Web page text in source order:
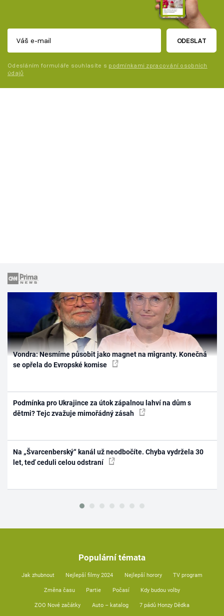
ODESLAT
Odesláním formuláře souhlasíte s podmínkami zpracování osobních
údajů
Vondra: Nesmíme působit jako magnet na migranty. Konečná
se opřela do Evropské komise
Podmínka pro Ukrajince za útok zápalnou lahví na dům s
dětmi? Tejc zvažuje mimořádný zásah
Na „Švarcenberský“ kanál už neodbočíte. Chyba vydržela 30
let, teď ceduli celou odstraní
Populární témata
Jak zhubnout Nejlepší filmy 2024 Nejlepší horory TV program
Změna času Partie Počasí Kdy budou volby
ZOO Nové začátky Auto – katalog 7 pádů Honzy Dědka